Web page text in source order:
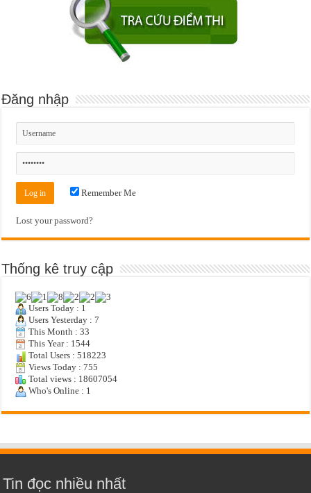
Đăng nhập
Remember Me
Lost your password?
Thống kê truy cập
Users Today : 1
Users Yesterday : 7
This Month : 33
This Year : 1544
Total Users : 518223
Views Today : 755
Total views : 18607054
Who's Online : 1
Tin đọc nhiều nhất